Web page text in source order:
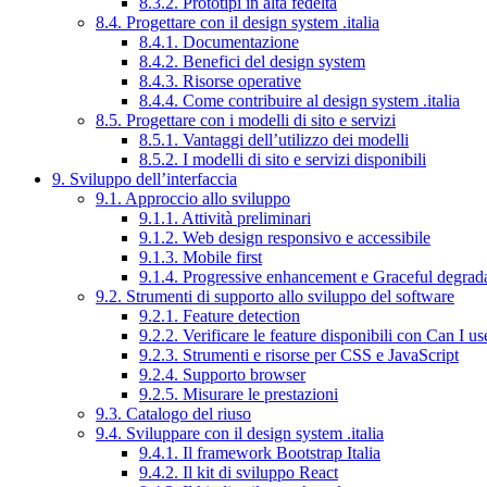
8.4. Progettare con il design system .italia
8.4.1. Documentazione
8.4.2. Benefici del design system
8.4.3. Risorse operative
8.4.4. Come contribuire al design system .italia
8.5. Progettare con i modelli di sito e servizi
8.5.1. Vantaggi dell’utilizzo dei modelli
8.5.2. I modelli di sito e servizi disponibili
9. Sviluppo dell’interfaccia
9.1. Approccio allo sviluppo
9.1.1. Attività preliminari
9.1.2. Web design responsivo e accessibile
9.1.3. Mobile first
9.1.4. Progressive enhancement e Graceful
9.2. Strumenti di supporto allo sviluppo del software
9.2.1. Feature detection
9.2.2. Verificare le feature disponibili con Can I
9.2.3. Strumenti e risorse per CSS e JavaScript
9.2.4. Supporto browser
9.2.5. Misurare le prestazioni
9.3. Catalogo del riuso
9.4. Sviluppare con il design system .italia
9.4.1. Il framework Bootstrap Italia
9.4.2. Il kit di sviluppo React